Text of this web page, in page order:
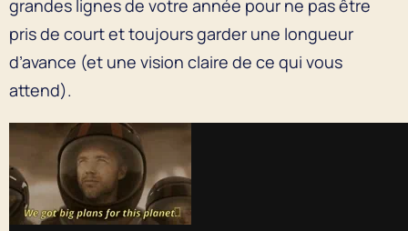
grandes lignes de votre année pour ne pas être
pris de court et toujours garder une longueur
d’avance (et une vision claire de ce qui vous
attend).